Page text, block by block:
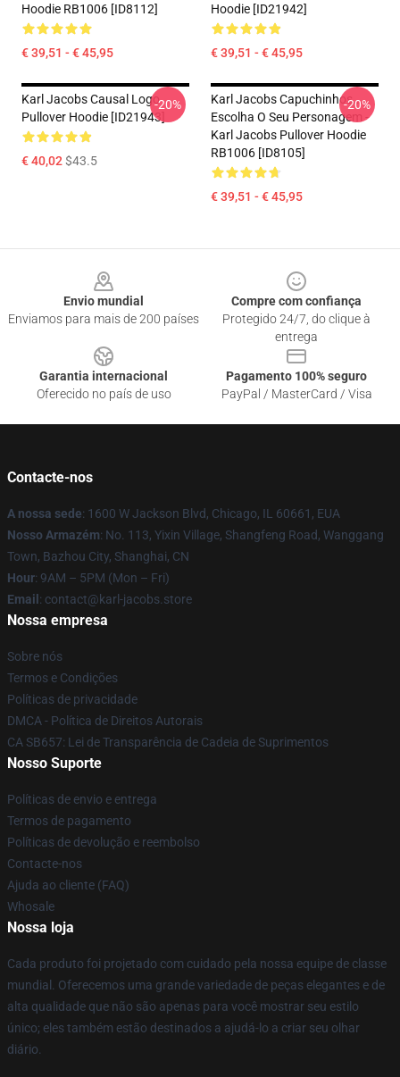
Hoodie RB1006 [ID8112]
€ 39,51 - € 45,95
Hoodie [ID21942]
€ 39,51 - € 45,95
Karl Jacobs Causal Logo
Pullover Hoodie [ID21943]
€ 40,02$43.5
-20%
Karl Jacobs Capuchinhos...
Escolha O Seu Personagem -
Karl Jacobs Pullover Hoodie
RB1006 [ID8105]
€ 39,51 - € 45,95
-20%
Envio mundial
Enviamos para mais de 200 países
Compre com confiança
Protegido 24/7, do clique à
entrega
Garantia internacional
Oferecido no país de uso
Pagamento 100% seguro
PayPal / MasterCard / Visa
Contacte-nos
A nossa sede: 1600 W Jackson Blvd, Chicago, IL 60661, EUA
Nosso Armazém: No. 113, Yixin Village, Shangfeng Road, Wanggang
Town, Bazhou City, Shanghai, CN
Hour: 9AM – 5PM (Mon – Fri)
Email : contact@karl-jacobs.store
Nossa empresa
Sobre nós
Termos e Condições
Políticas de privacidade
DMCA - Política de Direitos Autorais
CA SB657: Lei de Transparência de Cadeia de Suprimentos
Nosso Suporte
Políticas de envio e entrega
Termos de pagamento
Políticas de devolução e reembolso
Contacte-nos
Ajuda ao cliente (FAQ)
Whosale
Nossa loja
Cada produto foi projetado com cuidado pela nossa equipe de classe
mundial. Oferecemos uma grande variedade de peças elegantes e de
alta qualidade que não são apenas para você mostrar seu estilo
único; eles também estão destinados a ajudá-lo a criar seu olhar
diário.